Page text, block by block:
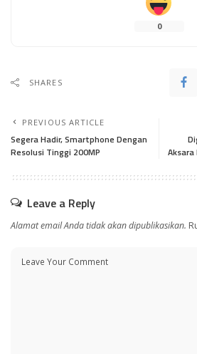
0
SHARES
PREVIOUS ARTICLE
Segera Hadir, Smartphone Dengan
Resolusi Tinggi 200MP
Leave a Reply
Alamat email Anda tidak akan dipublikasikan.